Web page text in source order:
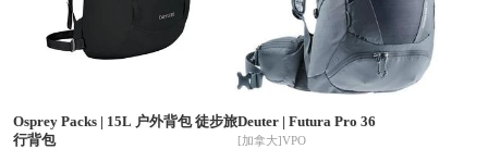
Osprey Packs| 15L 户外背包 徒步旅
行背包
Deuter |Futura Pro 36
[加拿大]VPO